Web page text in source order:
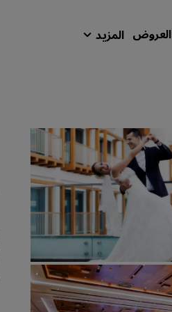
العروض المزيد
الوجهات
المنتجعات
شقق فندقية مجهزة
فنادق قريبة من المطار
الفنادق الجديدة والمرتقب افتتاحها قريبًا
الاجتماعات والفعاليات
استكشف برنامج Radisson Meetings